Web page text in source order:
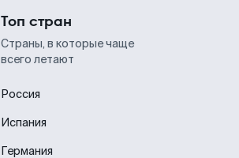
Топ стран
Страны, в которые чаще
всего летают
Россия
Испания
Германия